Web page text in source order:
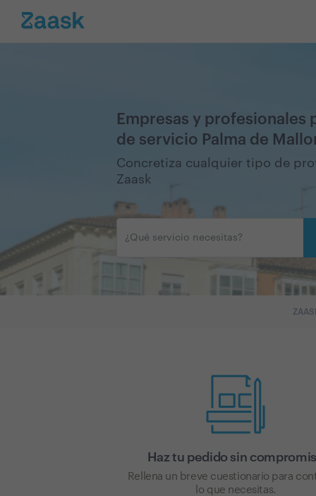
Empresas y profesionales
de servicio Palma de
Concretiza cualquier tipo de
Zaask
Haz tu pedido sin
Rellena un breve cuestionario para
lo que necesitas.